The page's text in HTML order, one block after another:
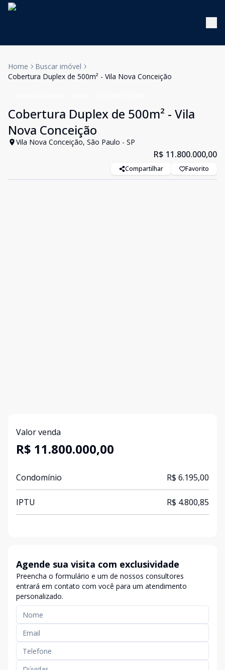
Home
Buscar imóvel
Cobertura Duplex de 500m² - Vila Nova Conceição
Cobertura Duplex de 500m² - Vila
Nova Conceição
Vila Nova Conceição, São Paulo - SP
R$ 11.800.000,00
Compartilhar Favorito
Valor venda
R$ 11.800.000,00
Condomínio R$ 6.195,00
IPTU R$ 4.800,85
Agende sua visita com exclusividade
Preencha o formulário e um de nossos consultores
entrará em contato com você para um atendimento
personalizado.